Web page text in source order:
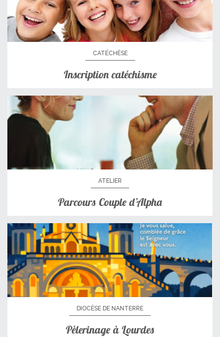
CATÉCHÈSE
Inscription catéchisme
ATELIER
Parcours Couple d’Alpha
DIOCÈSE DE NANTERRE
Pèlerinage à Lourdes